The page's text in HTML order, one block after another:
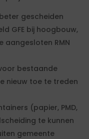
gescheiden
GFE bij hoogbouw,
aangesloten RMN
bestaande
nieuw toe te treden
(papier, PMD,
te kunnen
gemeente